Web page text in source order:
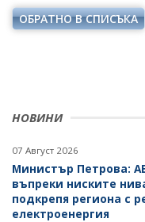
НОВИНИ
07 Август 2026
Министър Петрова:
въпреки ниските
подкрепя региона с
електроенергия
ОБРАТНО В СПИСЪКА